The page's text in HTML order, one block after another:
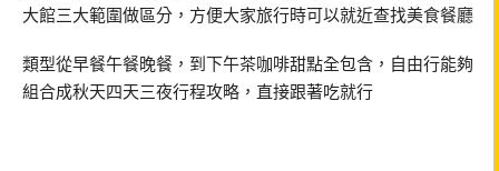
大館三大範圍做區分，方便大家旅行時可以就近查找美食餐廳
類型從早餐午餐晚餐，到下午茶咖啡甜點全包含，自由行能夠
組合成秋天四天三夜行程攻略，直接跟著吃就行